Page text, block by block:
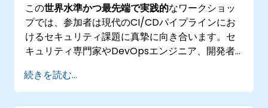
この世界水準かつ最先端で実践的なワークショッ
プでは、参加者は現代のCI/CDパイプラインにお
けるセキュリティ課題に真摯に向き合います。セ
キュリティ専門家やDevOpsエンジニア、開発者
るよう設計されており、実際の攻撃シミュレーシ
ョンと業界最先端のツール、そして実践的な防御
続きを読む...